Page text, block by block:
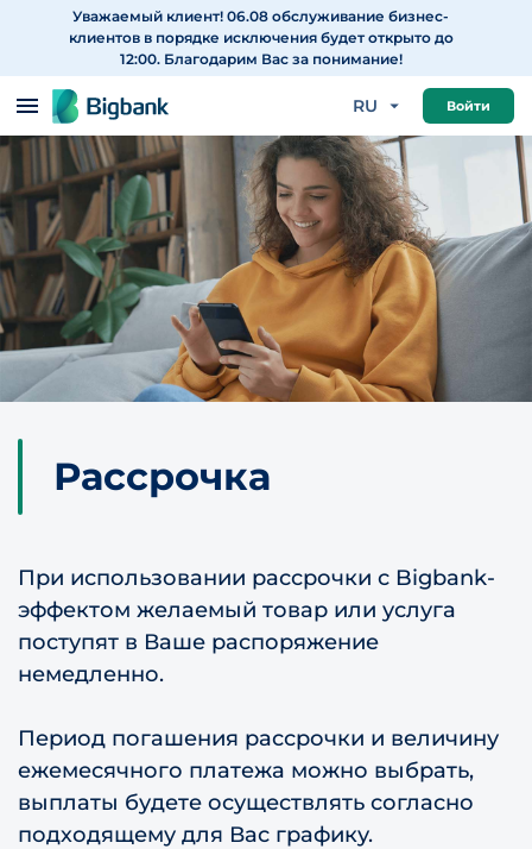
Перейти к содержанию
Уважаемый клиент! 06.08 обслуживание бизнес-
клиентов в порядке исключения будет открыто до
12:00. Благодарим Вас за понимание!
RU Войти
Рассрочка
При использовании рассрочки с Bigbank-
эффектом желаемый товар или услуга
поступят в Ваше распоряжение
немедленно.
Период погашения рассрочки и величину
ежемесячного платежа можно выбрать,
выплаты будете осуществлять согласно
подходящему для Вас графику.